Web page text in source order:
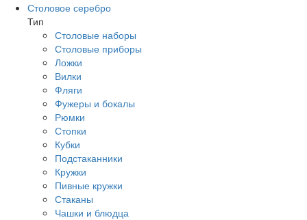
Столовое серебро
Тип
Столовые наборы
Столовые приборы
Ложки
Вилки
Фляги
Фужеры и бокалы
Рюмки
Стопки
Кубки
Подстаканники
Кружки
Пивные кружки
Стаканы
Чашки и блюдца